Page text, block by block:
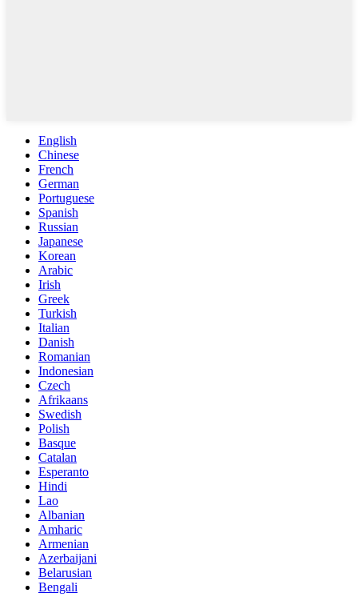
English
Chinese
French
German
Portuguese
Spanish
Russian
Japanese
Korean
Arabic
Irish
Greek
Turkish
Italian
Danish
Romanian
Indonesian
Czech
Afrikaans
Swedish
Polish
Basque
Catalan
Esperanto
Hindi
Lao
Albanian
Amharic
Armenian
Azerbaijani
Belarusian
Bengali